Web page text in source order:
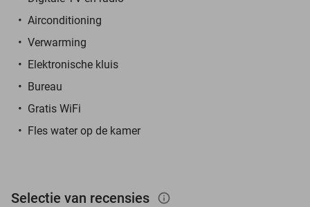
Airconditioning
Verwarming
Elektronische kluis
Bureau
Gratis WiFi
Fles water op de kamer
Selectie van recensies info_outlined